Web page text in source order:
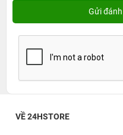
VỀ 24HSTORE